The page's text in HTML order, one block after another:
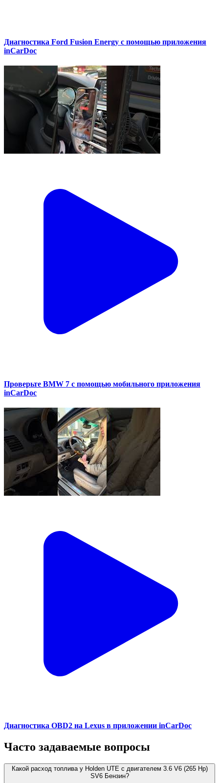
Диагностика Ford Fusion Energy с помощью приложения
inCarDoc
Проверьте BMW 7 с помощью мобильного приложения
inCarDoc
Диагностика OBD2 на Lexus в приложении inCarDoc
Часто задаваемые вопросы
Какой расход топлива у Holden UTE с двигателем 3.6 V6 (265 Hp)
SV6 Бензин?